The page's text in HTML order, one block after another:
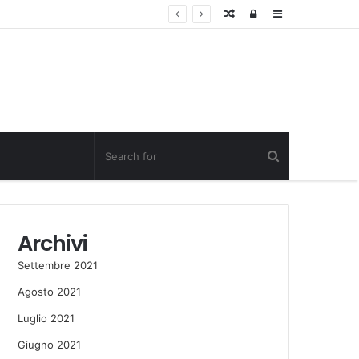
Sidebar
Log
Random
Archivi
Settembre 2021
Agosto 2021
Luglio 2021
Giugno 2021